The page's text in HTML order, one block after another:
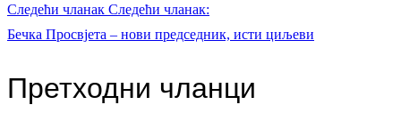
Следећи чланак Следећи чланак:
Бечка Просвјета – нови председник, исти циљеви
Претходни чланци